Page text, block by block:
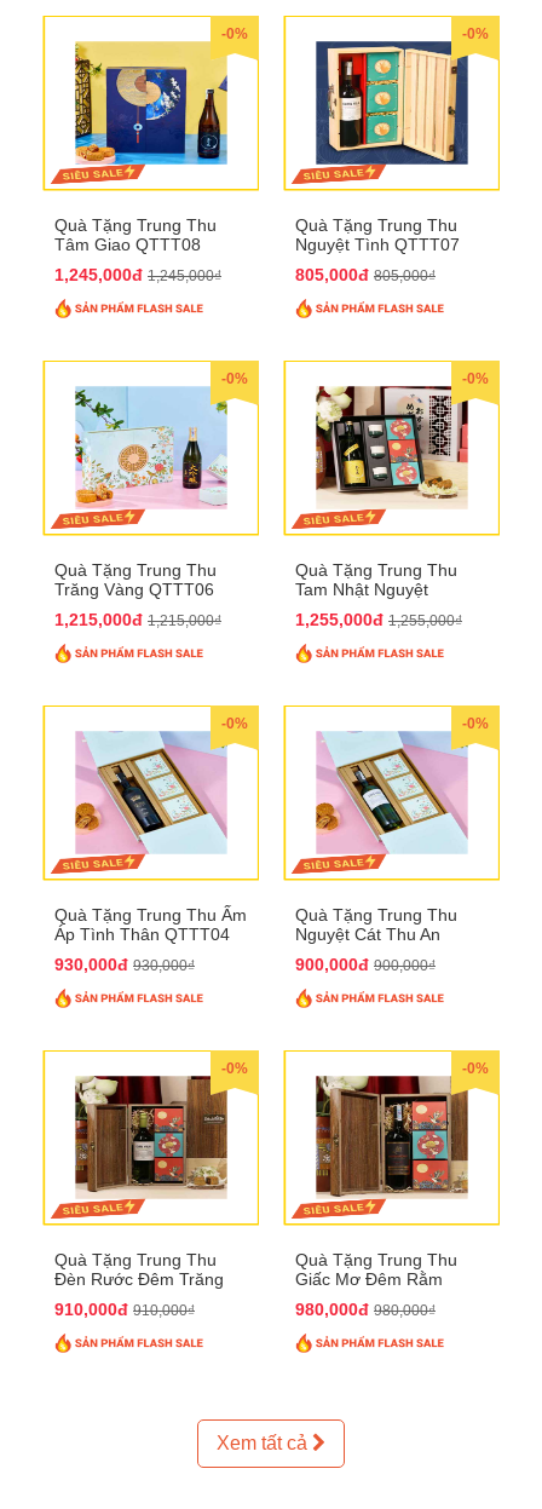
-0%
Quà Tặng Trung Thu
Tâm Giao QTTT08
1,245,000đ 1,245,000₫
-0%
Quà Tặng Trung Thu
Nguyệt Tình QTTT07
805,000đ 805,000₫
-0%
Quà Tặng Trung Thu
Trăng Vàng QTTT06
1,215,000đ 1,215,000₫
-0%
Quà Tặng Trung Thu
Tam Nhật Nguyệt
1,255,000đ 1,255,000₫
-0%
Quà Tặng Trung Thu Ấm
Áp Tình Thân QTTT04
930,000đ 930,000₫
-0%
Quà Tặng Trung Thu
Nguyệt Cát Thu An
900,000đ 900,000₫
-0%
Quà Tặng Trung Thu
Đèn Rước Đêm Trăng
910,000đ 910,000₫
-0%
Quà Tặng Trung Thu
Giấc Mơ Đêm Rằm
980,000đ 980,000₫
Xem tất cả